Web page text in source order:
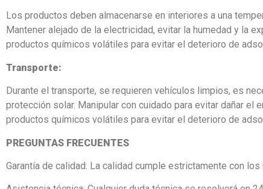
Los productos deben almacenarse en interiores a una
Mantener alejado de la electricidad, evitar la humedad y la
productos químicos volátiles para evitar el deterioro de
Transporte:
Durante el transporte, se requieren vehículos limpios, es
protección solar. Manipular con cuidado para evitar dañar el
productos químicos volátiles para evitar el deterioro de
PREGUNTAS FRECUENTES
Garantía de calidad: La calidad cumple estrictamente con